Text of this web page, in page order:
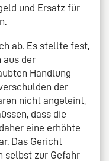
und Ersatz für
ab. Es stellte fest,
aus der
Handlung
der
nicht angeleint,
dass die
eine erhöhte
Das Gericht
selbst zur Gefahr